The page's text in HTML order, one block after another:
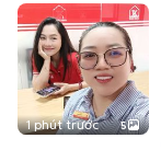
1 phút trước 5